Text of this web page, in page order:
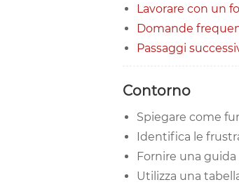
Lavorare con un
Domande
Passaggi
Contorno
Spiegare come
Identifica le
Fornire una
Utilizza una